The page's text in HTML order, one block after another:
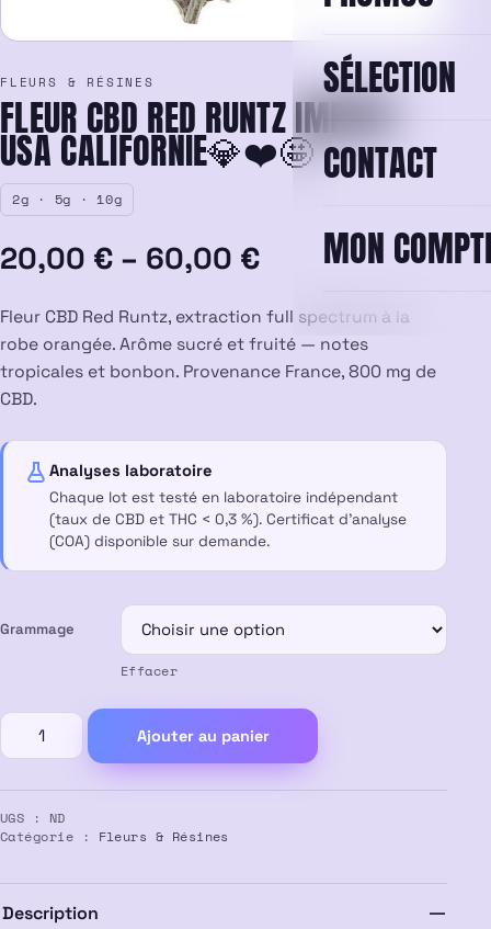
SÉLECTION
CONTACT
MON
FLEURS & RÉSINES
FLEUR CBD RED RUNTZ IMPORT
USA CALIFORNIE💎❤️🤩
2g · 5g · 10g
20,00 € – 60,00 €
Plage
de
prix :
20,00 €
à
60,00 €
Fleur CBD Red Runtz, extraction full spectrum à la
robe orangée. Arôme sucré et fruité — notes
tropicales et bonbon. Provenance France, 800 mg de
CBD.
Analyses laboratoire
Chaque lot est testé en laboratoire indépendant
(taux de CBD et THC < 0,3 %). Certificat d’analyse
(COA) disponible sur demande.
Grammage
Effacer
quantité
de
CBD
RED
RUNTZ
Californie
Ajouter au panier
UGS : ND
Catégorie : Fleurs & Résines
Description